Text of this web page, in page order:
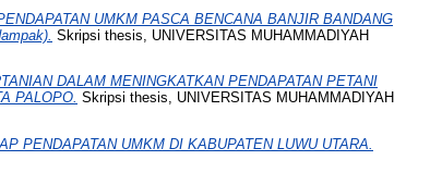
UMKM PASCA BENCANA BANJIR BANDANG
Skripsi thesis, UNIVERSITAS MUHAMMADIYAH
DALAM MENINGKATKAN PENDAPATAN PETANI
PALOPO. Skripsi thesis, UNIVERSITAS MUHAMMADIYAH
PENDAPATAN UMKM DI KABUPATEN LUWU UTARA.